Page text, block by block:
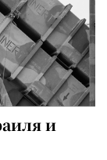
и